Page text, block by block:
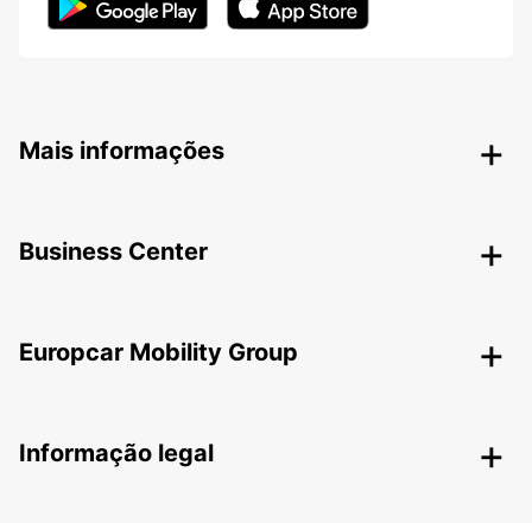
Mais informações
Business Center
Europcar Mobility Group
Informação legal